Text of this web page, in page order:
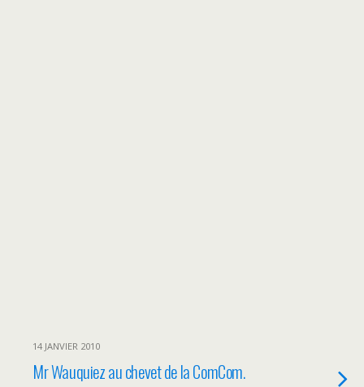
14 JANVIER 2010
Mr Wauquiez au chevet de la ComCom.